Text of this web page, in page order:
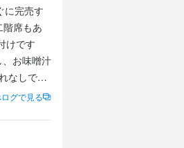
に完売す
席もあ
けです
お味噌汁
なしで
グで見る